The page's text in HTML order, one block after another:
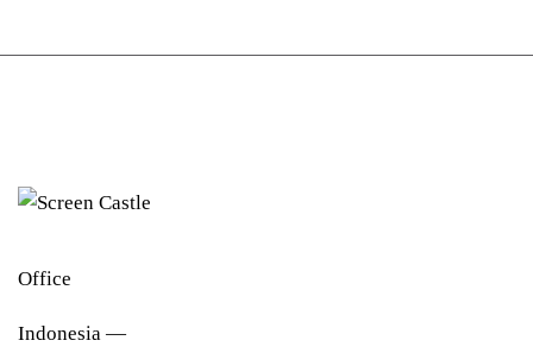
Office
Indonesia —